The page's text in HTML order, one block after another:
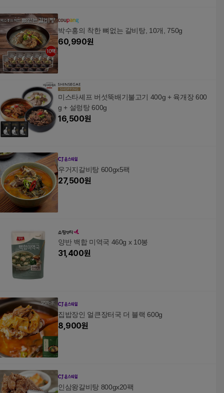
박수홍의 착한 뼈없는 갈비탕, 10개, 750g
60,990원
미스타셰프 버섯뚝배기불고기 400g + 육개장 600
g + 설렁탕 600g
16,500원
우거지갈비탕 600gx5팩
27,500원
양반 백합 미역국 460g x 10봉
31,400원
집밥장인 얼큰장터국 더 블랙 600g
8,900원
인삼왕갈비탕 800gx20팩